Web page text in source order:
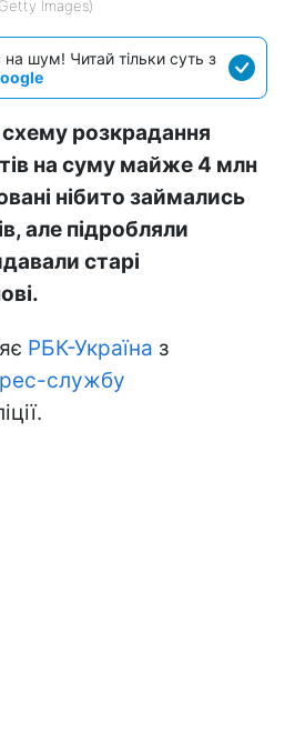
Images)
шум! Читай тільки суть з
схему розкрадання
на суму майже 4 млн
нібито займались
але підробляли
старі
РБК-Україна з
службу